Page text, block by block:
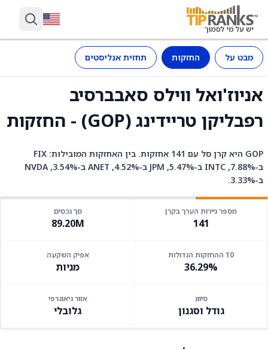
מבט על החזקות תחזית אנליסטים
אניוז'ואל ווילס סאבברסיב
רפבליקן טריידינג (GOP) - החזקות
GOP היא קרן סל עם 141 אחזקות. בין האחזקות המובילות: FIX
ב-7.88%, INTC ב-5.47%, JPM ב-4.52%, ANET ב-3.54%, NVDA
ב-3.33%.
מספר ניירות הערך בקרן
141
סך נכסים
89.20M
10 ההחזקות הגדולות
36.29%
אפיק השקעה
מניות
סיווג
גודל וסגנון
אזור גיאוגרפי
גלובלי